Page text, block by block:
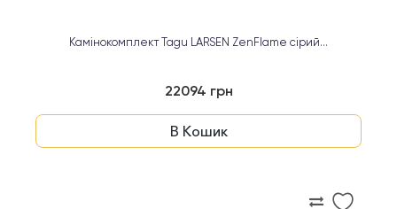
Камінокомплект Tagu LARSEN ZenFlame сірий...
22094 грн
В Кошик